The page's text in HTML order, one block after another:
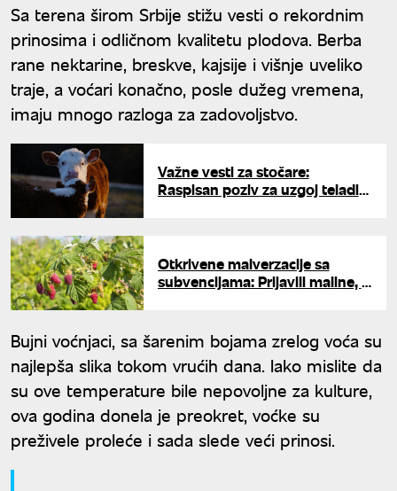
Sa terena širom Srbije stižu vesti o rekordnim
prinosima i odličnom kvalitetu plodova. Berba
rane nektarine, breskve, kajsije i višnje uveliko
traje, a voćari konačno, posle dužeg vremena,
imaju mnogo razloga za zadovoljstvo.
Važne vesti za stočare:
Raspisan poziv za uzgoj teladi
Otkrivene malverzacije sa
subvencijama: Prijavili maline, a
Bujni voćnjaci, sa šarenim bojama zrelog voća su
najlepša slika tokom vrućih dana. Iako mislite da
su ove temperature bile nepovoljne za kulture,
ova godina donela je preokret, voćke su
preživele proleće i sada slede veći prinosi.